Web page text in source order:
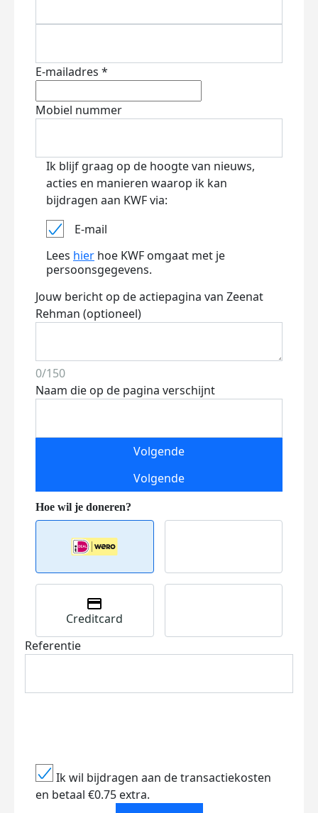
E-mailadres *
Mobiel nummer
Ik blijf graag op de hoogte van nieuws,
acties en manieren waarop ik kan
bijdragen aan KWF via:
E-mail
Lees hier hoe KWF omgaat met je
persoonsgegevens.
Jouw bericht op de actiepagina van Zeenat
Rehman (optioneel)
0/150
Naam die op de pagina verschijnt
Volgende
Volgende
Creditcard
Referentie
Ik wil bijdragen aan de transactiekosten
en betaal €0.75 extra.